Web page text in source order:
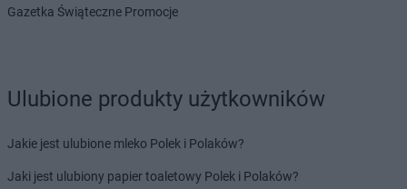
Gazetka Świąteczne Promocje
Ulubione produkty użytkowników
Jakie jest ulubione mleko Polek i Polaków?
Jaki jest ulubiony papier toaletowy Polek i Polaków?